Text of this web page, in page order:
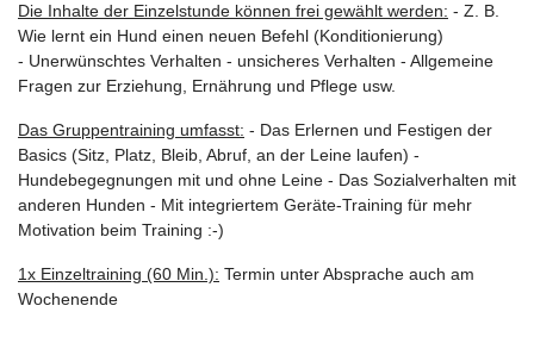
Die Inhalte der Einzelstunde können frei gewählt werden: - Z. B.
Wie lernt ein Hund einen neuen Befehl (Konditionierung)
- Unerwünschtes Verhalten - unsicheres Verhalten - Allgemeine
Fragen zur Erziehung, Ernährung und Pflege usw.
Das Gruppentraining umfasst: - Das Erlernen und Festigen der
Basics (Sitz, Platz, Bleib, Abruf, an der Leine laufen) -
Hundebegegnungen mit und ohne Leine - Das Sozialverhalten mit
anderen Hunden - Mit integriertem Geräte-Training für mehr
Motivation beim Training :-)
1x Einzeltraining (60 Min.): Termin unter Absprache auch am
Wochenende